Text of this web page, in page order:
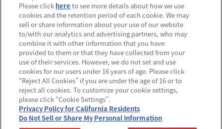
利用規約
Do Not Sell or Share My Personal
Information
アレルギー情報
©BANDAI
Please click here to see more details about how we use
cookies and the retention period of each cookie. We may
sell or share information about your use of our website
to/with our analytics and advertising partners, who may
combine it with other information that you have
provided to them or that they have collected from your
use of their services. However, we do not set and use
cookies for our users under 16 years of age. Please click
“Reject All Cookies” if you are under the age of 16 or to
reject all cookies. To customize your cookie settings,
please click “Cookie Settings”.
Privacy Policy for California Residents
Do Not Sell or Share My Personal Information